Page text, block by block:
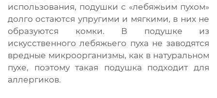
использования, подушки с «лебяжьим пухом»
долго остаются упругими и мягкими, в них не
образуются комки. В подушке из
искусственного лебяжьего пуха не заводятся
вредные микроорганизмы, как в натуральном
пухе, поэтому такая подушка подходит для
аллергиков.